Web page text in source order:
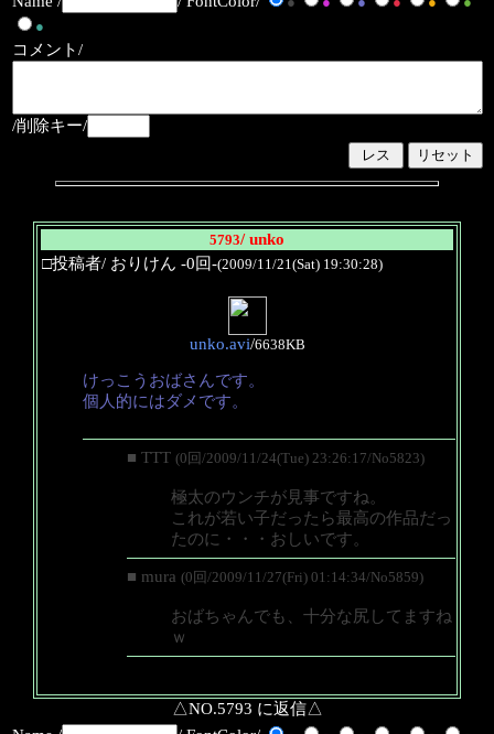
●
コメント/
/削除キー/
5793/ unko
□投稿者/ おりけん -0回-(2009/11/21(Sat) 19:30:28)
unko.avi/6638KB
けっこうおばさんです。
個人的にはダメです。
■ TTT (0回/2009/11/24(Tue) 23:26:17/No5823)
極太のウンチが見事ですね。
これが若い子だったら最高の作品だっ
たのに・・・おしいです。
■ mura (0回/2009/11/27(Fri) 01:14:34/No5859)
おばちゃんでも、十分な尻してますね
ｗ
△NO.5793 に返信△